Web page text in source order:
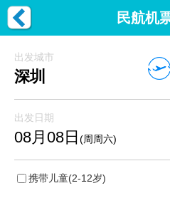
民航机
出发城市
深圳
出发日期
08月08日 (周周六)
携带儿童(2-12岁)